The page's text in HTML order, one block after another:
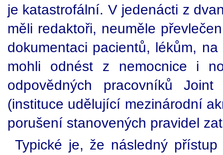
je katastrofální. V jedenácti z
měli redaktoři, neuměle
dokumentaci pacientů, lékům,
mohli odnést z nemocnice i
odpovědných pracovníků Joint
(instituce udělující mezinárodní
porušení stanovených pravidel
Typické je, že následný